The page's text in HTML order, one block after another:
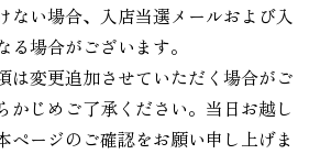
ない場合、入店当選メールおよび入
る場合がございます。
は変更追加させていただく場合がご
かじめご了承ください。当日お越し
ページのご確認をお願い申し上げま